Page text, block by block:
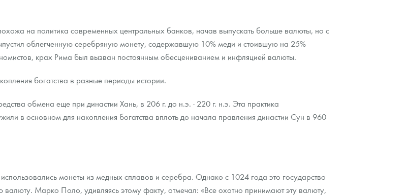
на политика современных центральных банков, начав выпускать больше валюты, но с
облегченную серебряную монету, содержавшую 10% меди и стоившую на 25%
крах Рима был вызван постоянным обесцениванием и инфляцией валюты.
богатства в разные периоды истории.
обмена еще при династии Хань, в 206 г. до н.э. - 220 г. н.э. Эта практика
в основном для накопления богатства вплоть до начала правления династии Сун в 960
монеты из медных сплавов и серебра. Однако с 1024 года это государство
Марко Поло, удивляясь этому факту, отмечал: «Все охотно принимают эту валюту,